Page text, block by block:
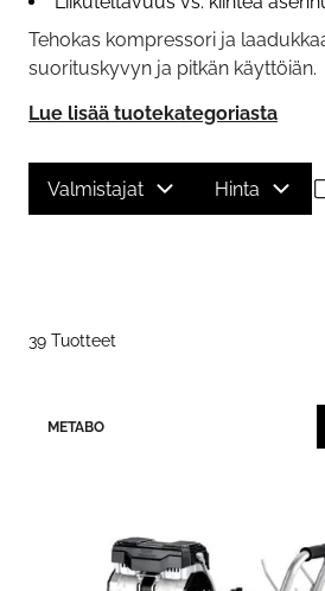
Tehokas kompressori ja
suorituskyvyn ja pitkän käyttöiän.
Lue lisää tuotekategoriasta
Valmistajat Hinta
39 Tuotteet
METABO